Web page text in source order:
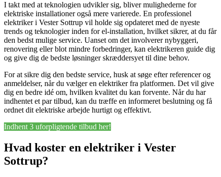
I takt med at teknologien udvikler sig, bliver mulighederne for
elektriske installationer også mere varierede. En professionel
elektriker i Vester Sottrup vil holde sig opdateret med de nyeste
trends og teknologier inden for el-installation, hvilket sikrer, at du får
den bedst mulige service. Uanset om det involverer nybyggeri,
renovering eller blot mindre forbedringer, kan elektrikeren guide dig
og give dig de bedste løsninger skræddersyet til dine behov.
For at sikre dig den bedste service, husk at søge efter referencer og
anmeldelser, når du vælger en elektriker fra platformen. Det vil give
dig en bedre idé om, hvilken kvalitet du kan forvente. Når du har
indhentet et par tilbud, kan du træffe en informeret beslutning og få
ordnet dit elektriske arbejde hurtigt og effektivt.
Indhent 3 uforpligtende tilbud her!
Hvad koster en elektriker i Vester
Sottrup?